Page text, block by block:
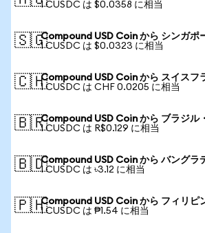
1 CUSDC は $0.0358 に相当
🇸🇬Compound USD Coin から シンガポ
1 CUSDC は $0.0323 に相当
🇨🇭Compound USD Coin から スイスフ
1 CUSDC は CHF 0.0205 に相当
🇧🇷Compound USD Coin から ブラジル
1 CUSDC は R$0.129 に相当
🇧🇩Compound USD Coin から バングラ
1 CUSDC は ৳3.12 に相当
🇵🇭Compound USD Coin から フィリピ
1 CUSDC は ₱1.54 に相当